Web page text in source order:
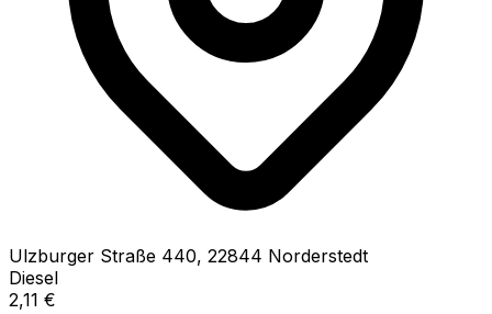
Ulzburger Straße 440, 22844 Norderstedt
Diesel
2,11 €